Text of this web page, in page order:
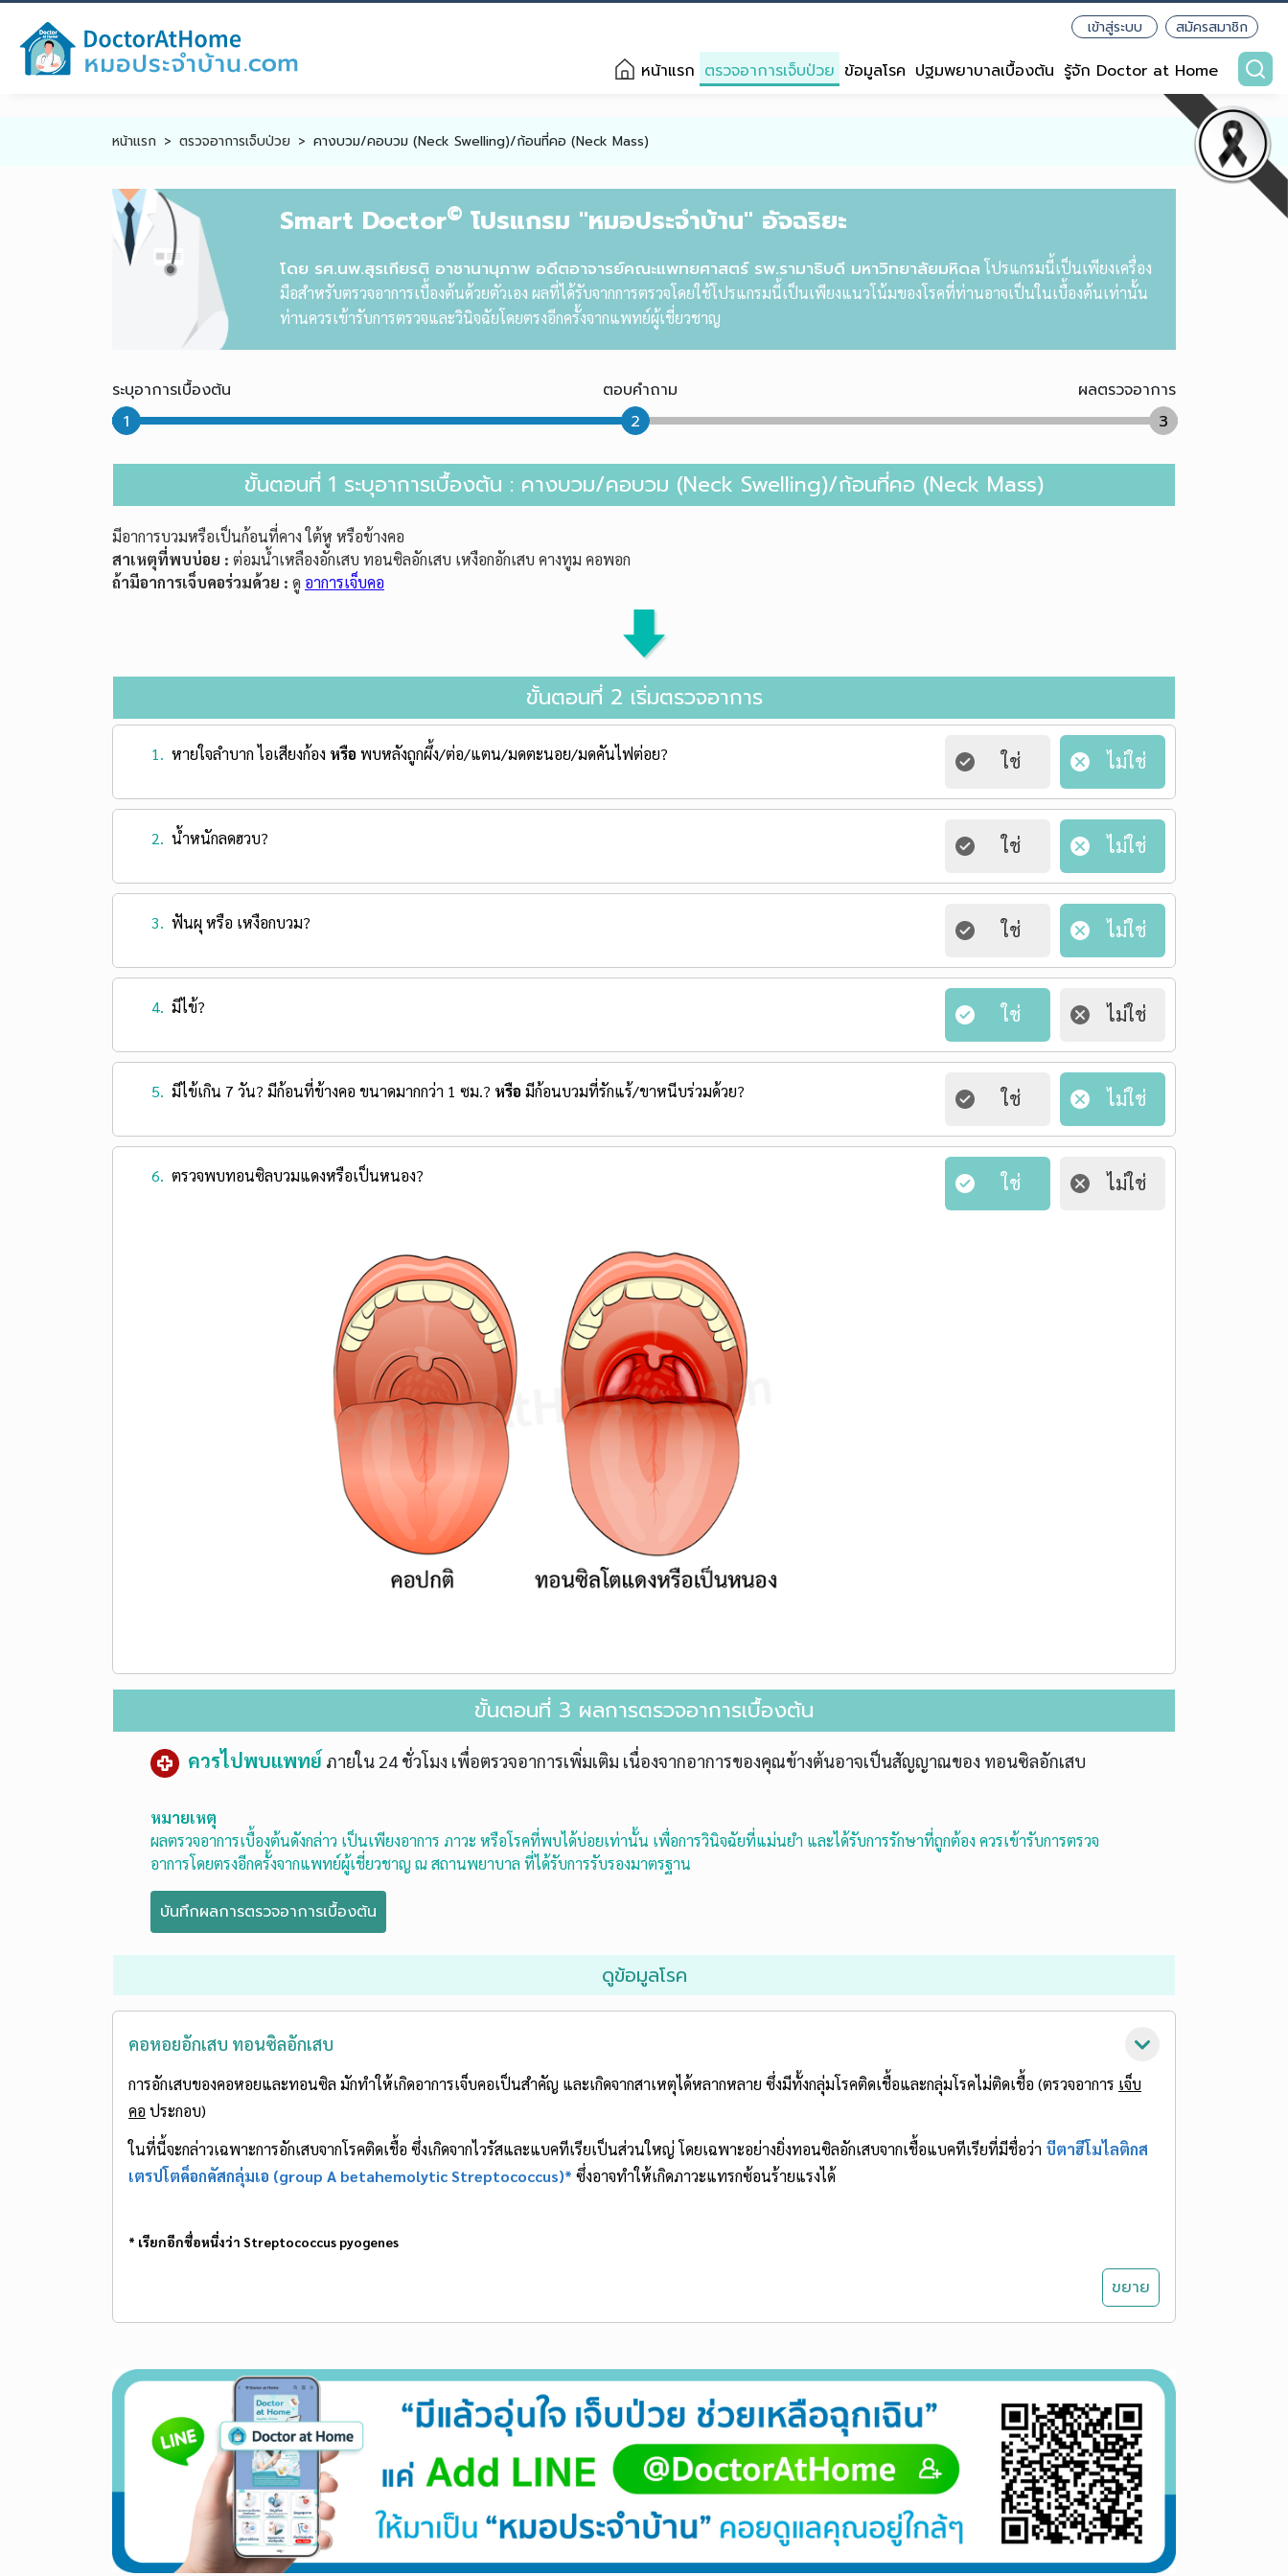
สมัครสมาชิก
เข้าสู่ระบบ
หน้าแรก ตรวจอาการเจ็บป่วย ข้อมูลโรค ปฐมพยาบาลเบื้องต้น รู้จัก Doctor at Home
หน้าแรก ตรวจอาการเจ็บป่วย คางบวม/คอบวม (Neck Swelling)/ก้อนที่คอ (Neck Mass)
Smart Doctor© โปรแกรม "หมอประจำบ้าน" อัจฉริยะ
โดย รศ.นพ.สุรเกียรติ อาชานานุภาพ อดีตอาจารย์คณะแพทยศาสตร์ รพ.รามาธิบดี มหาวิทยาลัยมหิดล โปรแกรมนี้เป็นเพียงเครื่อง
มือสำหรับตรวจอาการเบื้องต้นด้วยตัวเอง ผลที่ได้รับจากการตรวจโดยใช้โปรแกรมนี้เป็นเพียงแนวโน้มของโรคที่ท่านอาจเป็นในเบื้องต้นเท่านั้น
ท่านควรเข้ารับการตรวจและวินิจฉัยโดยตรงอีกครั้งจากแพทย์ผู้เชี่ยวชาญ
ระบุอาการเบื้องต้น ตอบคำถาม
ผลตรวจอาการ
1
2 3
ขั้นตอนที่ 1 ระบุอาการเบื้องต้น : คางบวม/คอบวม (Neck Swelling)/ก้อนที่คอ (Neck Mass)
มีอาการบวมหรือเป็นก้อนที่คาง ใต้หู หรือข้างคอ
สาเหตุที่พบบ่อย : ต่อมน้ำเหลืองอักเสบ ทอนซิลอักเสบ เหงือกอักเสบ คางทูม คอพอก
ถ้ามีอาการเจ็บคอร่วมด้วย : ดู อาการเจ็บคอ
ขั้นตอนที่ 2 เริ่มตรวจอาการ
1. หายใจลำบาก ไอเสียงก้อง หรือ พบหลังถูกผึ้ง/ต่อ/แตน/มดตะนอย/มดคันไฟต่อย?
2. น้ำหนักลดฮวบ?
3. ฟันผุ หรือ เหงือกบวม?
4. มีไข้?
5. มีไข้เกิน 7 วัน? มีก้อนที่ข้างคอ ขนาดมากกว่า 1 ซม.? หรือ มีก้อนบวมที่รักแร้/ขาหนีบร่วมด้วย?
6. ตรวจพบทอนซิลบวมแดงหรือเป็นหนอง?
ขั้นตอนที่ 3 ผลการตรวจอาการเบื้องต้น
ควรไปพบแพทย์ ภายใน 24 ชั่วโมง เพื่อตรวจอาการเพิ่มเติม เนื่องจากอาการของคุณข้างต้นอาจเป็นสัญญาณของ ทอนซิลอักเสบ
หมายเหตุ
ผลตรวจอาการเบื้องต้นดังกล่าว เป็นเพียงอาการ ภาวะ หรือโรคที่พบได้บ่อยเท่านั้น เพื่อการวินิจฉัยที่แม่นยำ และได้รับการรักษาที่ถูกต้อง ควรเข้ารับการตรวจ
อาการโดยตรงอีกครั้งจากแพทย์ผู้เชี่ยวชาญ ณ สถานพยาบาล ที่ได้รับการรับรองมาตรฐาน
ดูข้อมูลโรค
คอหอยอักเสบ ทอนซิลอักเสบ
การอักเสบของคอหอยและทอนซิล มักทำให้เกิดอาการเจ็บคอเป็นสำคัญ และเกิดจากสาเหตุได้หลากหลาย ซึ่งมีทั้งกลุ่มโรคติดเชื้อและกลุ่มโรคไม่ติดเชื้อ (ตรวจอาการ เจ็บ
คอ ประกอบ)
ในที่นี้จะกล่าวเฉพาะการอักเสบจากโรคติดเชื้อ ซึ่งเกิดจากไวรัสและแบคทีเรียเป็นส่วนใหญ่ โดยเฉพาะอย่างยิ่งทอนซิลอักเสบจากเชื้อแบคทีเรียที่มีชื่อว่า บีตาฮีโมไลติกส
เตรปโตค็อกคัสกลุ่มเอ (group A betahemolytic Streptococcus)* ซึ่งอาจทำให้เกิดภาวะแทรกซ้อนร้ายแรงได้
* เรียกอีกชื่อหนึ่งว่า Streptococcus pyogenes